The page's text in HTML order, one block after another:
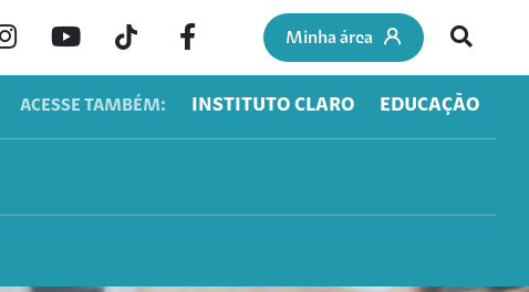
Minha área
ACESSE TAMBÉM: INSTITUTO CLARO EDUCAÇÃO